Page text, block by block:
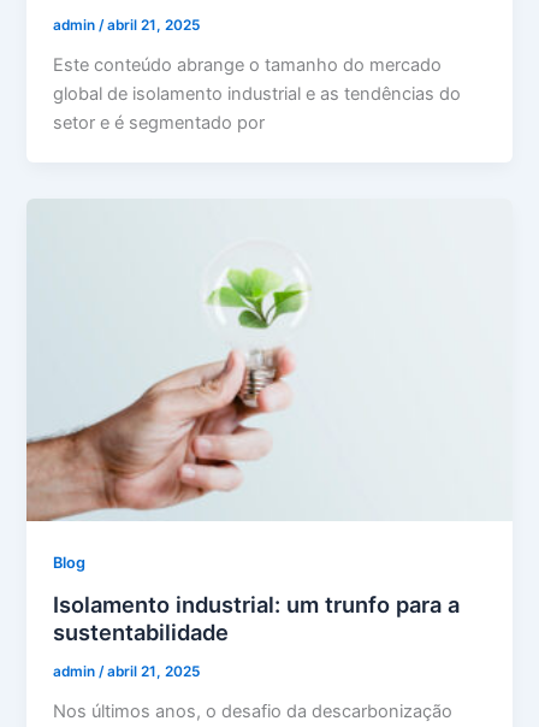
admin /abril 21, 2025
Este conteúdo abrange o tamanho do mercado
global de isolamento industrial e as tendências do
setor e é segmentado por
Blog
Isolamento industrial: um trunfo para a
sustentabilidade
admin /abril 21, 2025
Nos últimos anos, o desafio da descarbonização